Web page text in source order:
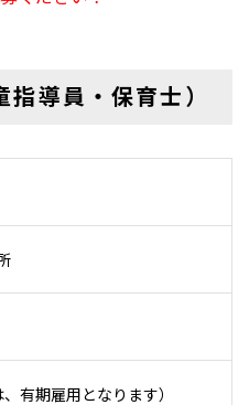
導員・保育士）
有期雇用となります）